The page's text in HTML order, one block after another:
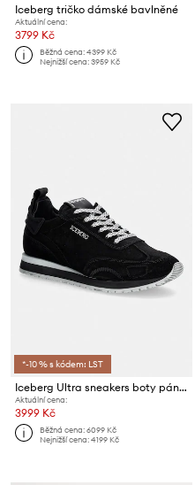
Iceberg tričko dámské bavlněné
Aktuální cena:
3799 Kč
Běžná cena:4399 Kč
Nejnižší cena:3959 Kč
*-10 % s kódem: LST
Iceberg Ultra sneakers boty pánské semišové
Aktuální cena:
3999 Kč
Běžná cena:6099 Kč
Nejnižší cena:4199 Kč